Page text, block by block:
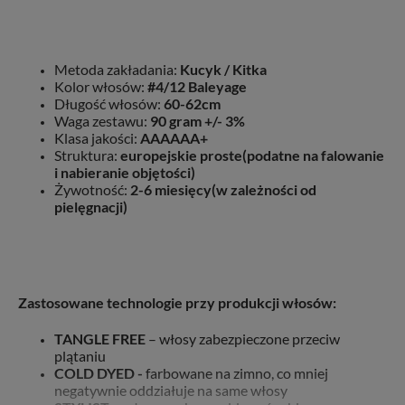
Metoda zakładania: Kucyk / Kitka
Kolor włosów: #4/12 Baleyage
Długość włosów: 60-62cm
Waga zestawu: 90 gram +/- 3%
Klasa jakości: AAAAAA+
Struktura: europejskie proste(podatne na falowanie
i nabieranie objętości)
Żywotność: 2-6 miesięcy(w zależności od
pielęgnacji)
Zastosowane technologie przy produkcji włosów:
TANGLE FREE – włosy zabezpieczone przeciw
plątaniu
COLD DYED - farbowane na zimno, co mniej
negatywnie oddziałuje na same włosy